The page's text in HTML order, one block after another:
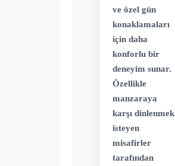
ve özel gün
konaklamaları
için daha
konforlu bir
deneyim sunar.
Özellikle
manzaraya
karşı dinlenmek
isteyen
misafirler
tarafından